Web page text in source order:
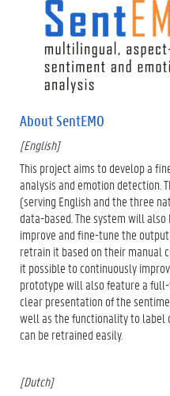
About SentEMO
[English]
This project aims to develop a
analysis and emotion detection.
(serving English and the three
data-based. The system will
improve and fine-tune the
retrain it based on their manual
it possible to continuously
prototype will also feature a
clear presentation of the
well as the functionality to label
can be retrained easily.
[Dutch]